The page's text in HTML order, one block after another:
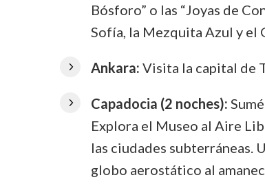
Bósforo” o las “Joyas de
Sofía, la Mezquita Azul y el
Ankara: Visita la capital de
Capadocia (2 noches):
Explora el Museo al Aire
las ciudades subterráneas.
globo aerostático al